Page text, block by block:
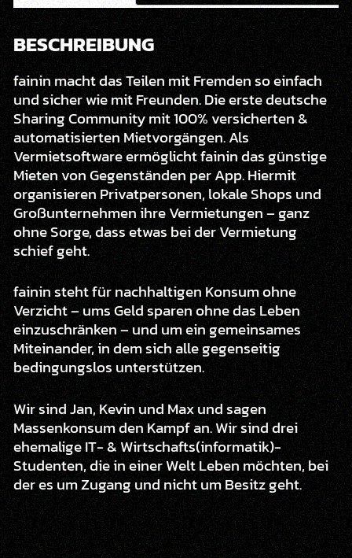
BESCHREIBUNG
fainin macht das Teilen mit Fremden so einfach
und sicher wie mit Freunden. Die erste deutsche
Sharing Community mit 100% versicherten &
automatisierten Mietvorgängen. Als
Vermietsoftware ermöglicht fainin das günstige
Mieten von Gegenständen per App. Hiermit
organisieren Privatpersonen, lokale Shops und
Großunternehmen ihre Vermietungen – ganz
ohne Sorge, dass etwas bei der Vermietung
schief geht.
fainin steht für nachhaltigen Konsum ohne
Verzicht – ums Geld sparen ohne das Leben
einzuschränken – und um ein gemeinsames
Miteinander, in dem sich alle gegenseitig
bedingungslos unterstützen.
Wir sind Jan, Kevin und Max und sagen
Massenkonsum den Kampf an. Wir sind drei
ehemalige IT- & Wirtschafts(informatik)-
Studenten, die in einer Welt Leben möchten, bei
der es um Zugang und nicht um Besitz geht.